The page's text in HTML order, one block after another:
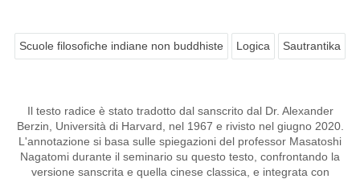
Scuole filosofiche indiane non buddhiste Logica Sautrantika
Il testo radice è stato tradotto dal sanscrito dal Dr. Alexander
Berzin, Università di Harvard, nel 1967 e rivisto nel giugno 2020.
L'annotazione si basa sulle spiegazioni del professor Masatoshi
Nagatomi durante il seminario su questo testo, confrontando la
versione sanscrita e quella cinese classica, e integrata con